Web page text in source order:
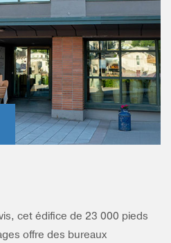
cet édifice de 23 000 pieds
offre des bureaux